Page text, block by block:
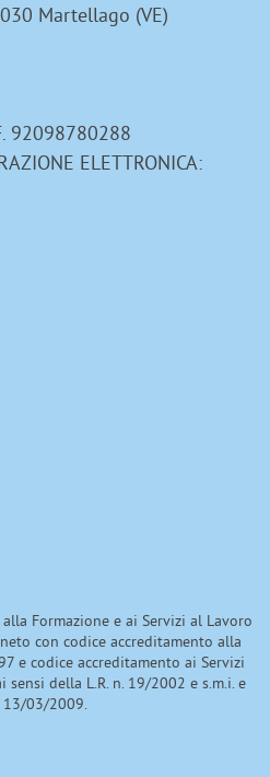
Martellago (VE)
92098780288
ELETTRONICA:
Formazione e ai Servizi al Lavoro
con codice accreditamento alla
e codice accreditamento ai Servizi
sensi della L.R. n. 19/2002 e s.m.i. e
13/03/2009.